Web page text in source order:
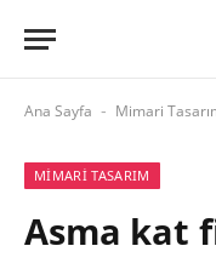
Ana Sayfa - Mimari
MIMARI TASARIM
Asma kat